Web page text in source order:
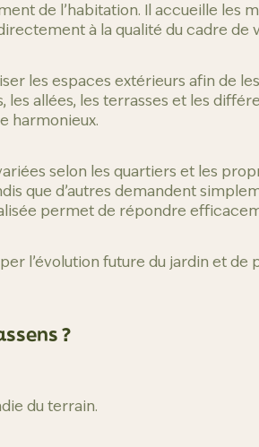
de l’habitation. Il accueille les
à la qualité du cadre de
les espaces extérieurs afin de
allées, les terrasses et les
harmonieux.
selon les quartiers et les
que d’autres demandent
permet de répondre
l’évolution future du jardin et
?
du terrain.